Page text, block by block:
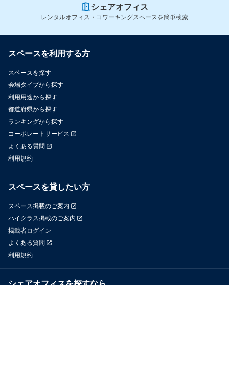
シェアオフィス
レンタルオフィス・コワーキングスペースを簡単検索
スペースを利用する方
スペースを探す
会場タイプから探す
利用用途から探す
都道府県から探す
ランキングから探す
コーポレートサービス
よくある質問
利用規約
スペースを貸したい方
スペース掲載のご案内
ハイクラス掲載のご案内
掲載者ログイン
よくある質問
利用規約
シェアオフィスを探すなら